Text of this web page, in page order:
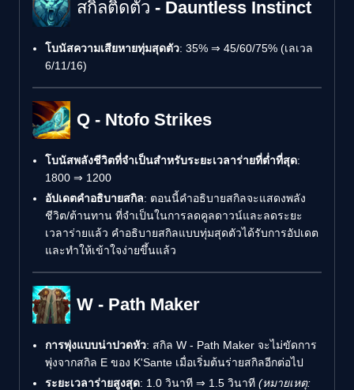
สกิลติดตัว - Dauntless Instinct
โบนัสความเสียหายทุ่มสุดตัว: 35% ⇒ 45/60/75% (เลเวล
6/11/16)
Q - Ntofo Strikes
โบนัสพลังชีวิตที่จำเป็นสำหรับระยะเวลาร่ายที่ต่ำที่สุด:
1800 ⇒ 1200
อัปเดตคำอธิบายสกิล: ตอนนี้คำอธิบายสกิลจะแสดงพลัง
ชีวิต/ต้านทาน ที่จำเป็นในการลดคูลดาวน์และลดระยะ
เวลาร่ายแล้ว คำอธิบายสกิลแบบทุ่มสุดตัวได้รับการอัปเดต
และทำให้เข้าใจง่ายขึ้นแล้ว
W - Path Maker
การพุ่งแบบน่าปวดหัว: สกิล W - Path Maker จะไม่ขัดการ
พุ่งจากสกิล E ของ K'Sante เมื่อเริ่มต้นร่ายสกิลอีกต่อไป
ระยะเวลาร่ายสูงสุด: 1.0 วินาที ⇒ 1.5 วินาที (หมายเหตุ: